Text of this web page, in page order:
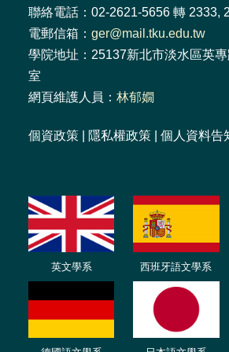
聯絡電話：02-2621-5656 轉 2333,
電郵信箱： ger@mail.tku.edu.tw
學院地址：25137新北市淡水區英
室
網頁維護人員： 林郁嫺
個資政策 隱私權政策 個人資料告
英文學系 西班牙語文學系